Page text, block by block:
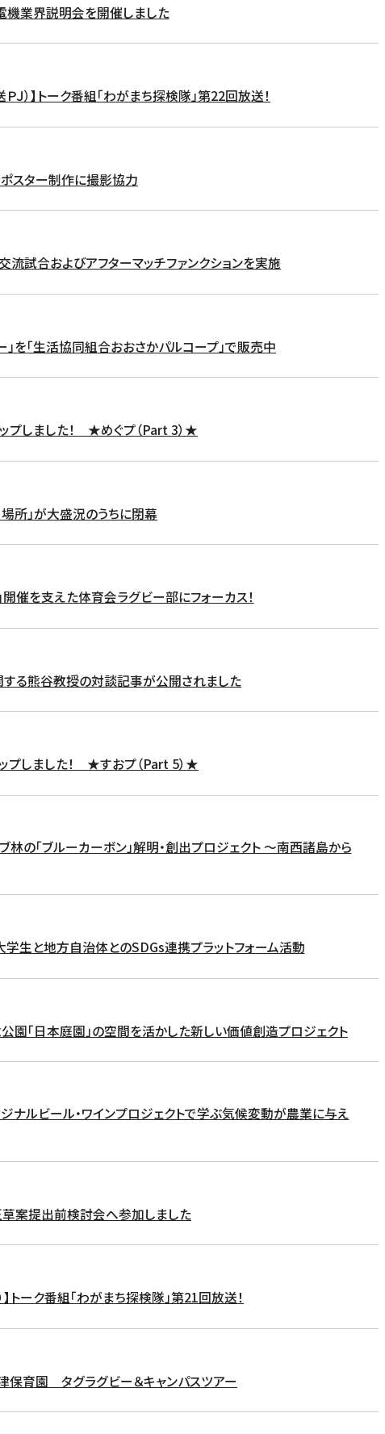
機業界説明会を開催しました
ＰＪ）】トーク番組「わがまち探検隊」第22回放送！
スター制作に撮影協力
流試合およびアフターマッチファンクションを実施
」を「生活協同組合おおさかパルコープ」で販売中
ップしました！ ★めぐプ（Part 3）★
所」が大盛況のうちに閉幕
催を支えた体育会ラグビー部にフォーカス！
る熊谷教授の対談記事が公開されました
ップしました！ ★すおプ（Part 5）★
林の「ブルーカーボン」解明・創出プロジェクト 〜南西諸島から
学生と地方自治体とのSDGs連携プラットフォーム活動
園「日本庭園」の空間を活かした新しい価値創造プロジェクト
ナルビール・ワインプロジェクトで学ぶ気候変動が農業に与え
草案提出前検討会へ参加しました
】トーク番組「わがまち探検隊」第21回放送！
保育園 タグラグビー＆キャンパスツアー